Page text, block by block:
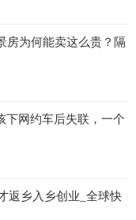
房为何能卖这么贵？隔
下网约车后失联，一个
返乡入乡创业_全球快